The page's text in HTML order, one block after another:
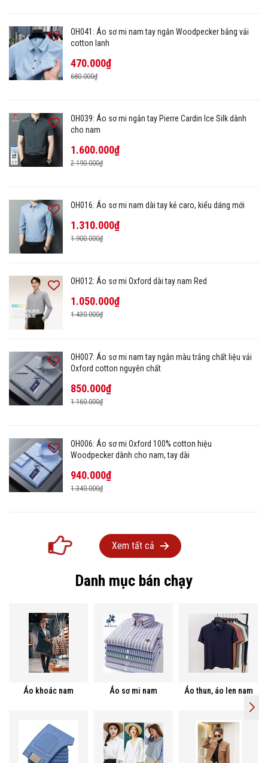
OH041: Áo sơ mi nam tay ngắn Woodpecker bằng vải
cotton lanh
470.000₫
680.000₫
OH039: Áo sơ mi ngắn tay Pierre Cardin Ice Silk dành
cho nam
1.600.000₫
2.190.000₫
OH016: Áo sơ mi nam dài tay kẻ caro, kiểu dáng mới
1.310.000₫
1.900.000₫
OH012: Áo sơ mi Oxford dài tay nam Red
1.050.000₫
1.430.000₫
OH007: Áo sơ mi nam tay ngắn màu trắng chất liệu vải
Oxford cotton nguyên chất
850.000₫
1.160.000₫
OH006: Áo sơ mi Oxford 100% cotton hiệu
Woodpecker dành cho nam, tay dài
940.000₫
1.340.000₫
Xem tất cả
Danh mục bán chạy
Áo khoác nam Áo sơ mi nam Áo thun, áo len nam